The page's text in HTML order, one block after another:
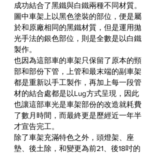
成功結合了黑鐵與白鐵兩種不同材質。
圖中車架上以黑色塗裝的部位，便是屬
於和原廠相同的黑鐵材質，但是運用拋
光手法的銀色部位，則是全數是以白鐵
製作。
也因為這部車的車架只保留了原本的頸
部和部份下管，上管和最末端的副車架
都是重新以手工製作，再加上每一段管
材的結合處都是以Lug方式呈現，因此
也讓這部車光是車架部份的改造就耗費
了數月時間，而最終更是歷經近一年半
才宣告完工。
除了車架充滿特色之外，頭燈架、座
墊、後土除，和變更為前21、後18吋的